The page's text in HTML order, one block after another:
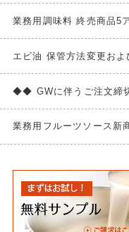
業務用調味料 終売商品5
エビ油 保管方法変更お
◆◆ GWに伴うご注文締
業務用フルーツソース新